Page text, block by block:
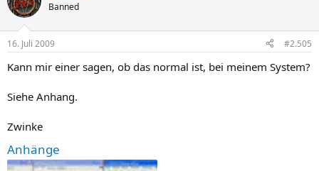
Banned
16. Juli 2009 #2.505
Kann mir einer sagen, ob das normal ist, bei meinem System?
Siehe Anhang.
Zwinke
Anhänge